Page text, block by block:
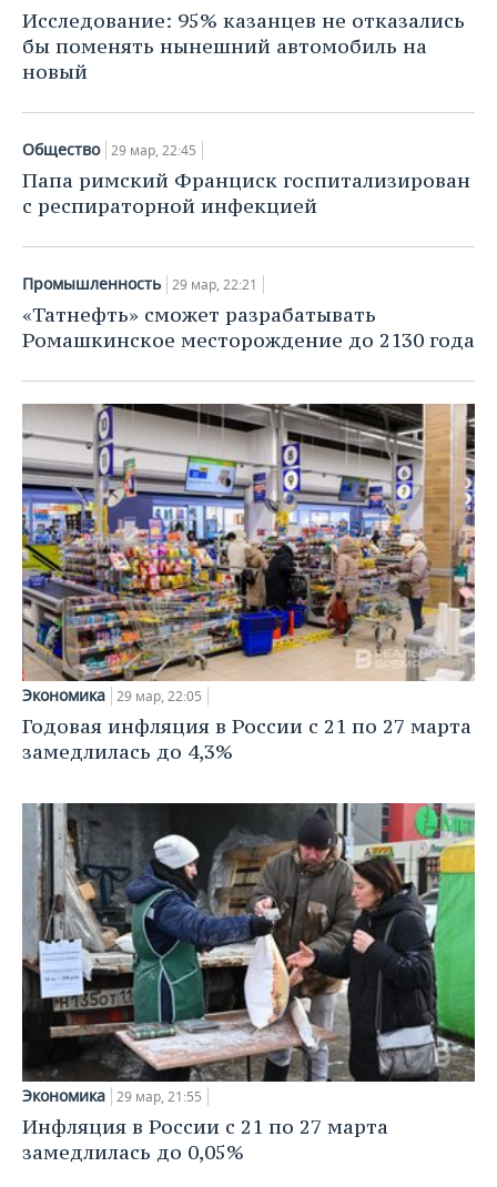
НЕФТЕХИМИЯ
НЕФТЬ
ОПК
ЭНЕРГЕТИКА
РОЗНИЧНАЯ ТОРГОВЛЯ
УСЛУГИ
НОВОСТИ ТЕХНОЛОГИЙ
МЕДИА
ТЕЛЕКОММУНИКАЦИИ
МЕРОПРИЯТИЯ
ВЫЕЗДНАЯ РЕДАКЦИЯ
БИЗНЕС-БРАНЧИ
ONLINE-КОНФЕРЕНЦИИ
ОТКРЫТАЯ ЛЕКЦИЯ
НОВОСТИ СПОРТА
ФУТБОЛ
ХОККЕЙ
БАСКЕТБОЛ
ВОЛЕЙБОЛ
КИБЕРСПОРТ
ФИГУРНОЕ КАТАНИЕ
ВОДНЫЕ ВИДЫ СПОРТА
ХОККЕЙ С МЯЧОМ
ОБЩЕСТВО
НОВОСТИ ОБЩЕСТВА
ВЛАСТЬ
ИНФРАСТРУКТУРА
ИСТОРИЯ
КУЛЬТУРА
МЕДИЦИНА
ОБРАЗОВАНИЕ
ПРОИСШЕСТВИЯ
ФОТОГАЛЕРЕЯ
СЮЖЕТЫ
СПРАВОЧНИК
СПИСОК ПЕРСОН
СПИСОК КОМПАНИЙ
ПОЛНАЯ ВЕРСИЯ
Исследование: 95% казанцев не отказались
бы поменять нынешний автомобиль на
новый
Общество 29 мар, 22:45
Папа римский Франциск госпитализирован
с респираторной инфекцией
Промышленность 29 мар, 22:21
«Татнефть» сможет разрабатывать
Ромашкинское месторождение до 2130 года
Экономика 29 мар, 22:05
Годовая инфляция в России с 21 по 27 марта
замедлилась до 4,3%
Экономика 29 мар, 21:55
Инфляция в России с 21 по 27 марта
замедлилась до 0,05%